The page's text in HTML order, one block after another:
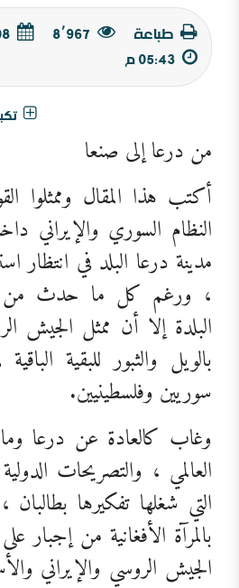
طباعة 8٬967
من درعا إلى صنعا
أكتب هذا المقال وممثلوا
النظام السوري والإيراني
مدينة درعا البلد في انتظار
، ورغم كل ما حدث من
البلدة إلا أن ممثل الجيش
بالويل والثبور للبقية
سوريين وفلسطينيين.
وغاب كالعادة عن درعا وما
العالمي ، والتصريحات
التي شغلها تفكيرها
بالمرآة الأفغانية من إجبار
الجيش الروسي والإيراني